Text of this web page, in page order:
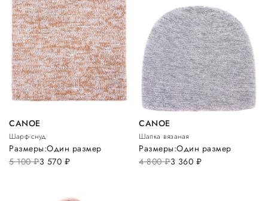
CANOE
Шарф-снуд
5 100руб.3 570 руб.
Размеры:Один размер
CANOE
Шапка вязаная
4 800руб.3 360 руб.
Размеры:Один размер